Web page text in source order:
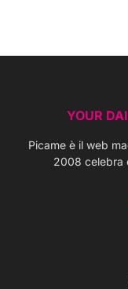
YOUR
Picame è il web
2008 celebra